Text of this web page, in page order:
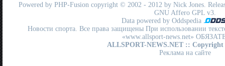
Powered by PHP-Fusion copyright © 2002 - 2012 by Nick Jones.
GNU Affero GPL v3.
Data powered by Oddspedia
Новости спорта. Все права защищены При использовании
«www.allsport-news.net»
ALLSPORT-NEWS.NET :: Copyright
Реклама на сайте